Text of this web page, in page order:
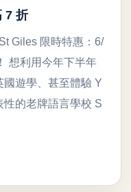
7 折
Giles 限時特惠：6/
想利用今年下半年
遊學、甚至體驗 Y
性的老牌語言學校 S